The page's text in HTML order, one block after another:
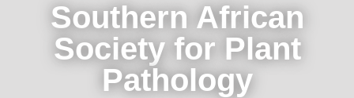
Southern African
Society for Plant
Pathology